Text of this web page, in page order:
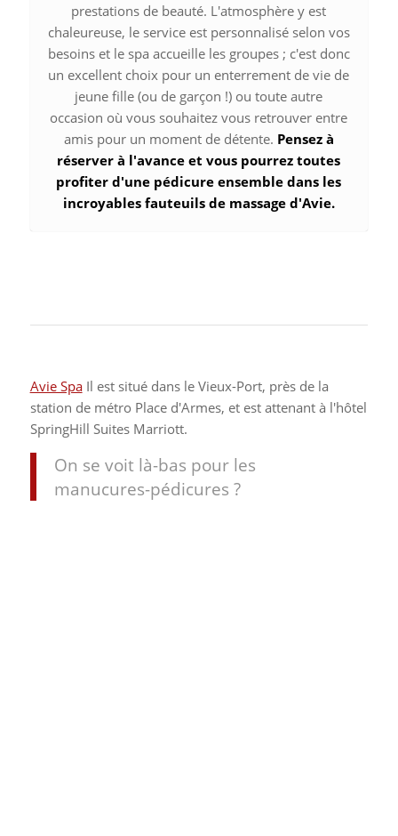
prestations de beauté. L'atmosphère y est
chaleureuse, le service est personnalisé selon vos
besoins et le spa accueille les groupes ; c'est donc
un excellent choix pour un enterrement de vie de
jeune fille (ou de garçon !) ou toute autre
occasion où vous souhaitez vous retrouver entre
amis pour un moment de détente. Pensez à
réserver à l'avance et vous pourrez toutes
profiter d'une pédicure ensemble dans les
incroyables fauteuils de massage d'Avie.
Avie SpaIl est situé dans le Vieux-Port, près de la
station de métro Place d'Armes, et est attenant à l'hôtel
SpringHill Suites Marriott.
On se voit là-bas pour les
manucures-pédicures ?